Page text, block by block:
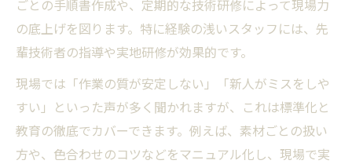
ごとの手順書作成や、定期的な技術研修によって現場力
の底上げを図ります。特に経験の浅いスタッフには、先
輩技術者の指導や実地研修が効果的です。
現場では「作業の質が安定しない」「新人がミスをしや
すい」といった声が多く聞かれますが、これは標準化と
教育の徹底でカバーできます。例えば、素材ごとの扱い
方や、色合わせのコツなどをマニュアル化し、現場で実